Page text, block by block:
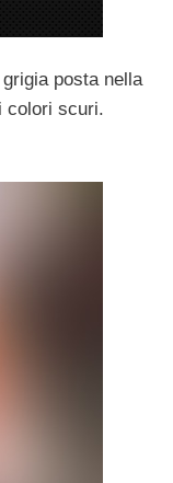
posta nella
colori scuri.